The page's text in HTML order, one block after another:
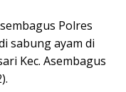
Polres
sabung ayam di
Kec. Asembagus